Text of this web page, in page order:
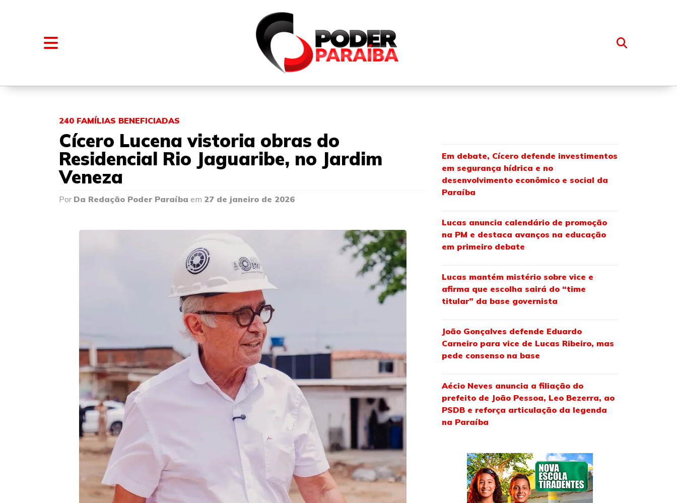
FALE CONOSCO
240 FAMÍLIAS BENEFICIADAS
Cícero Lucena vistoria obras do
Residencial Rio Jaguaribe, no Jardim
Veneza
Por Da Redação Poder Paraíba em 27 de janeiro de 2026
Em debate, Cícero defende investimentos
em segurança hídrica e no
desenvolvimento econômico e social da
Paraíba
Lucas anuncia calendário de promoção
na PM e destaca avanços na educação
em primeiro debate
Lucas mantém mistério sobre vice e
afirma que escolha sairá do “time
titular” da base governista
João Gonçalves defende Eduardo
Carneiro para vice de Lucas Ribeiro, mas
pede consenso na base
Aécio Neves anuncia a filiação do
prefeito de João Pessoa, Leo Bezerra, ao
PSDB e reforça articulação da legenda
na Paraíba